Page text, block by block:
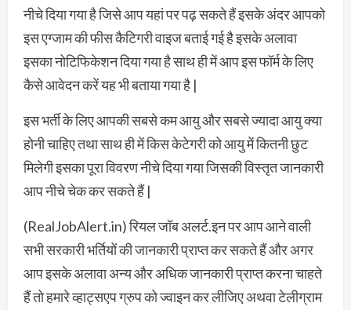
नीचे दिया गया है जिसे आप यहां पर पढ़ सकते हैं इसके अंदर आपको
इस एग्जाम की फीस कैटिगरी वाइज बताई गई है इसके अलावा
इसका नोटिफिकेशन दिया गया है साथ ही में आप इस फॉर्म के लिए
कैसे आवेदन करें यह भी बताया गया है |
इस भर्ती के लिए आपकी सबसे कम आयु और सबसे ज्यादा आयु क्या
होनी चाहिए तथा साथ ही में किस केटेगरी को आयु में कितनी छुट
मिलेगी इसका पूरा विवरण नीचे दिया गया जिसकी विस्तृत जानकारी
आप नीचे चेक कर सकते हैं |
(RealJobAlert.in) रियल जॉब अलर्ट.इन पर आप आने वाली
सभी सरकारी भर्तियों की जानकारी प्राप्त कर सकते हैं और अगर
आप इसके अलावा अन्य और अधिक जानकारी प्राप्त करना चाहते
हैं तो हमारे व्हाट्सएप ग्रुप को ज्वाइन कर लीजिए अथवा टेलीग्राम